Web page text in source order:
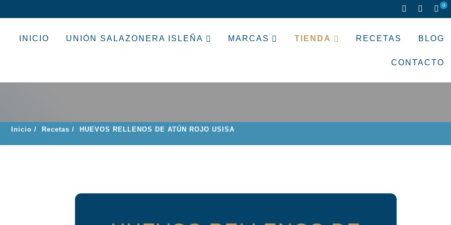
0
INICIO UNIÓN SALAZONERA ISLEÑA MARCAS TIENDA RECETAS BLOG
CONTACTO
Inicio / Recetas / HUEVOS RELLENOS DE ATÚN ROJO USISA